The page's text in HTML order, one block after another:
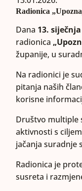
Radionica
Dana 13.
radionica
županije, u
Na radionici je
pitanja naših
korisne
Društvo multiple
aktivnosti s
jačanja suradnje
Radionica je
susreta i